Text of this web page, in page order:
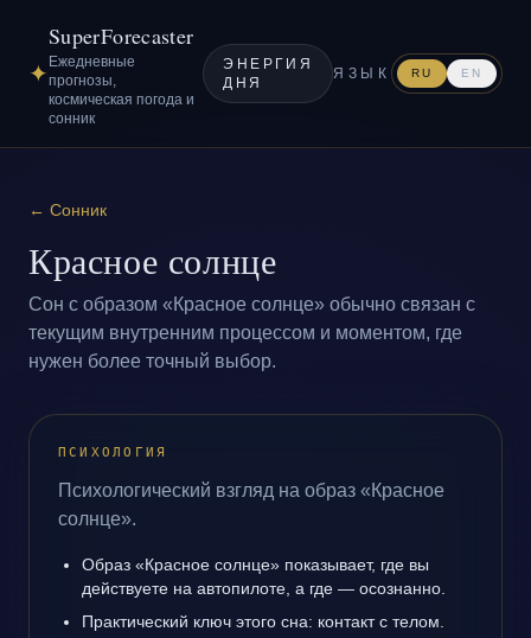
✦
SuperForecaster
Ежедневные
прогнозы,
космическая погода и
сонник
ЭНЕРГИЯ
ДНЯ
ЯЗЫК RU EN
← Сонник
Красное солнце
Сон с образом «Красное солнце» обычно связан с
текущим внутренним процессом и моментом, где
нужен более точный выбор.
ПСИХОЛОГИЯ
Психологический взгляд на образ «Красное
солнце».
Образ «Красное солнце» показывает, где вы
действуете на автопилоте, а где — осознанно.
Практический ключ этого сна: контакт с телом.